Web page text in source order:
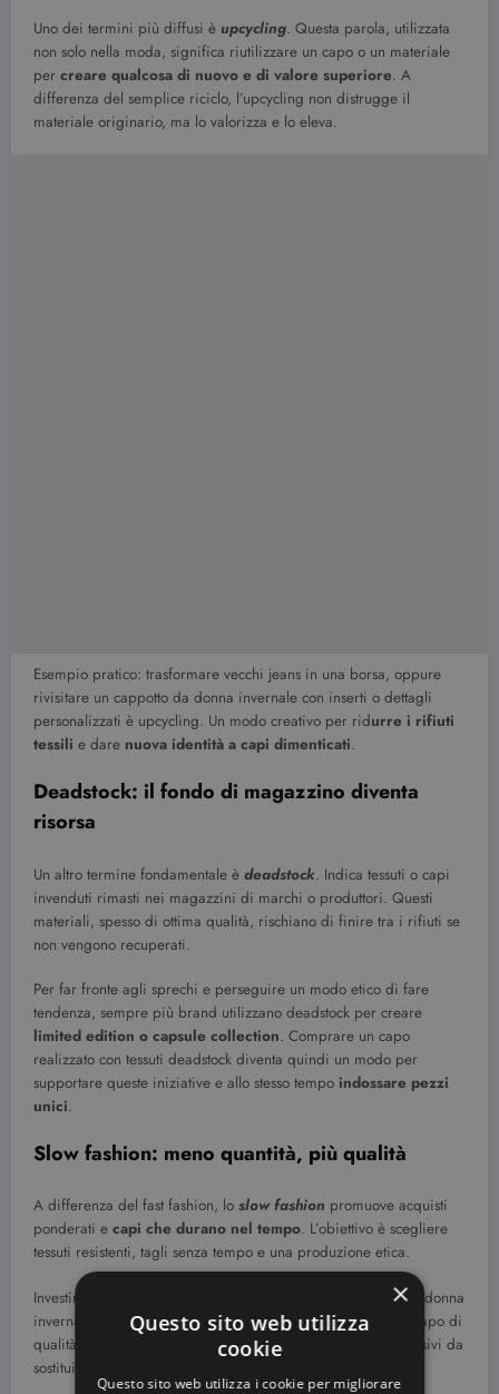
Uno dei termini più diffusi è upcycling. Questa parola, utilizzata
non solo nella moda, significa riutilizzare un capo o un materiale
per creare qualcosa di nuovo e di valore superiore. A
differenza del semplice riciclo, l’upcycling non distrugge il
materiale originario, ma lo valorizza e lo eleva.
Esempio pratico: trasformare vecchi jeans in una borsa, oppure
rivisitare un cappotto da donna invernale con inserti o dettagli
personalizzati è upcycling. Un modo creativo per ridurre i rifiuti
tessili e dare nuova identità a capi dimenticati.
Deadstock: il fondo di magazzino diventa
risorsa
Un altro termine fondamentale è deadstock. Indica tessuti o capi
invenduti rimasti nei magazzini di marchi o produttori. Questi
materiali, spesso di ottima qualità, rischiano di finire tra i rifiuti se
non vengono recuperati.
Per far fronte agli sprechi e perseguire un modo etico di fare
tendenza, sempre più brand utilizzano deadstock per creare
limited edition o capsule collection. Comprare un capo
realizzato con tessuti deadstock diventa quindi un modo per
supportare queste iniziative e allo stesso tempo indossare pezzi
unici.
Slow fashion: meno quantità, più qualità
A differenza del fast fashion, lo slow fashion promuove acquisti
ponderati e capi che durano nel tempo. L’obiettivo è scegliere
tessuti resistenti, tagli senza tempo e una produzione etica.
Investire in
, come un buon cappotto da donna
invernale, è il principio base dello slow fashion. Meglio un capo di
qualità che resista per anni, piuttosto che tanti acquisti impulsivi da
sostituire dopo una stagione.
×
Questo sito web utilizza
cookie
Questo sito web utilizza i cookie per migliorare